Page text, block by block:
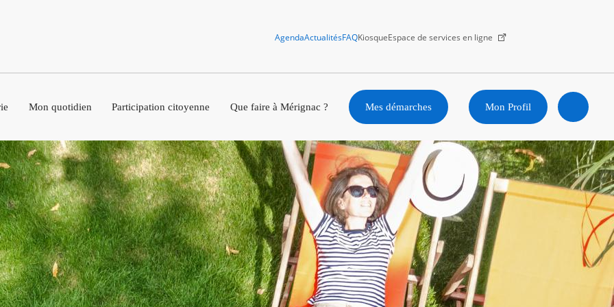
AgendaActualitésFAQKiosqueEspace de services en ligne
Mon quotidien Participation citoyenne Que faire à Mérignac ? Mes démarches Mon Profil
Ouvrir
la